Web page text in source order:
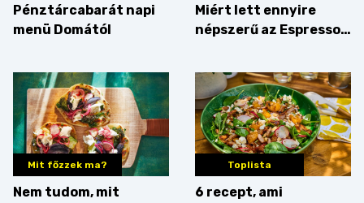
Pénztárcabarát napi
menü Domától
Miért lett ennyire
népszerű az Espresso
érdemes enni mellé?
Mit főzzek ma?
Nem tudom, mit
Toplista
6 recept, ami